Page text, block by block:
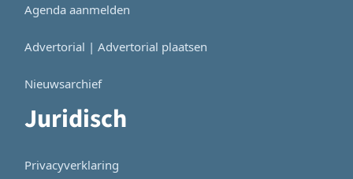
Agenda aanmelden
Advertorial | Advertorial plaatsen
Nieuwsarchief
Juridisch
Privacyverklaring